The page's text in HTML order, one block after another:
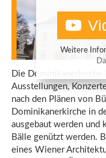
Weitere
Die Dominikanerkirche
Ausstellungen,
nach den Plänen von
Dominikanerkirche in
ausgebaut werden und
Bälle genützt werden.
eines Wiener